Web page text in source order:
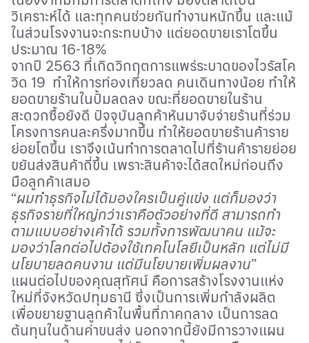
วิเคราะห์ได้ และทุกคนช่วยกันทำงานหนักขึ้น และแม้
ในส่วนโรงงานจะกระทบบ้าง แต่ยอดขายเราโตขึ้น
ประมาณ 16-18%
จากปี 2563 ที่เกิดวิกฤตการแพร่ระบาดของไวรัสโค
วิด 19 ทำให้การท่องเที่ยวลด คนเดินทางน้อย ทำให้
ยอดขายร้านในปั้มลดลง ขณะที่ยอดขายในร้าน
สะดวกซื้อยังดี ปัจจุบันลูกค้าหันมาจับจ่ายร้านที่ร่วม
โครงการคนละครึ่งมากขึ้น ทำให้ยอดขายร้านค้าราย
ย่อยโตขึ้น เราจึงเน้นทำการตลาดไปที่ร้านค้ารายย่อย
ขยันส่งสินค้าถี่ขึ้น เพราะสินค้าจะได้สดใหม่ก่อนถึง
มือลูกค้าเสมอ
“ผมทำธุรกิจไม่ได้มองใครเป็นคู่แข่ง แต่ก็มองว่า
ธุรกิจรายที่ใหญ่กว่าเราคือตัวอย่างที่ดี สามารถทำ
ตามแบบอย่างเค้าได้ รวมทั้งการพัฒนาคน แม้จะ
มองว่าโลกต่อไปต้องใช้เทคโนโลยีเป็นหลัก แต่ไม่มี
นโยบายลดคนงาน แต่มีนโยบายเพิ่มผลงาน”
แผนต่อไปของคุณสุทัศน์ คือการสร้างโรงงานแห่ง
ใหม่ที่จังหวัดปทุมธานี ซึ่งเป็นการเพิ่มกำลังผลิต
เพื่อขยายฐานลูกค้าในพื้นที่ภาคกลาง เป็นการลด
ต้นทุนในด้านค่าขนส่ง นอกจากนี้ยังมีการวางแผน